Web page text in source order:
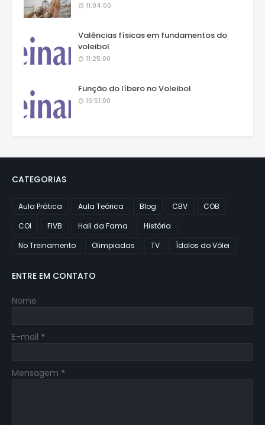
11:04:00
Valências físicas em fundamentos do
voleibol
11:25:00
Função do líbero no Voleibol
10:51:00
CATEGORIAS
Aula Prática Aula Teórica Blog CBV
COB
COI
FIVB Hall da Fama
História
No Treinamento
Olimpiadas TV Ídolos do Vôlei
ENTRE EM CONTATO
Nome
E-mail *
Mensagem *